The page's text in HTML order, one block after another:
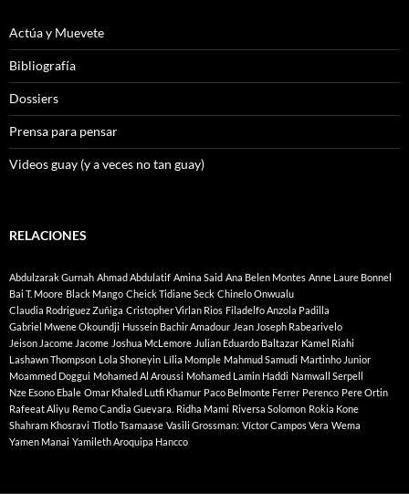
Actúa y Muevete
Bibliografía
Dossiers
Prensa para pensar
Videos guay (y a veces no tan guay)
RELACIONES
Abdulzarak Gurnah Ahmad Abdulatif Amina Said Ana Belen Montes Anne Laure Bonnel
Bai T. Moore Black Mango Cheick Tidiane Seck Chinelo Onwualu
Claudia Rodriguez Zuñiga Cristopher Virlan Rios Filadelfo Anzola Padilla
Gabriel Mwene Okoundji Hussein Bachir Amadour Jean Joseph Rabearivelo
Jeison Jacome Jacome Joshua McLemore Julian Eduardo Baltazar Kamel Riahi
Lashawn Thompson Lola Shoneyin Lília Momple Mahmud Samudi Martinho Junior
Moammed Doggui Mohamed Al Aroussi Mohamed Lamin Haddi Namwall Serpell
Nze Esono Ebale Omar Khaled Lutfi Khamur Paco Belmonte Ferrer Perenco Pere Ortin
Rafeeat Aliyu Remo Candia Guevara. Ridha Mami Riversa Solomon Rokia Kone
Shahram Khosravi Tlotlo Tsamaase Vasili Grossman: Víctor Campos Vera Wema
Yamen Manai Yamileth Aroquipa Hancco